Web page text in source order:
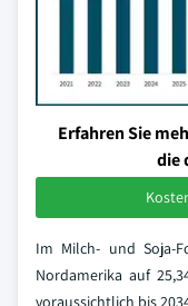
Erfahren Sie
die
Im Milch- und Soja-
Nordamerika auf
voraussichtlich bis